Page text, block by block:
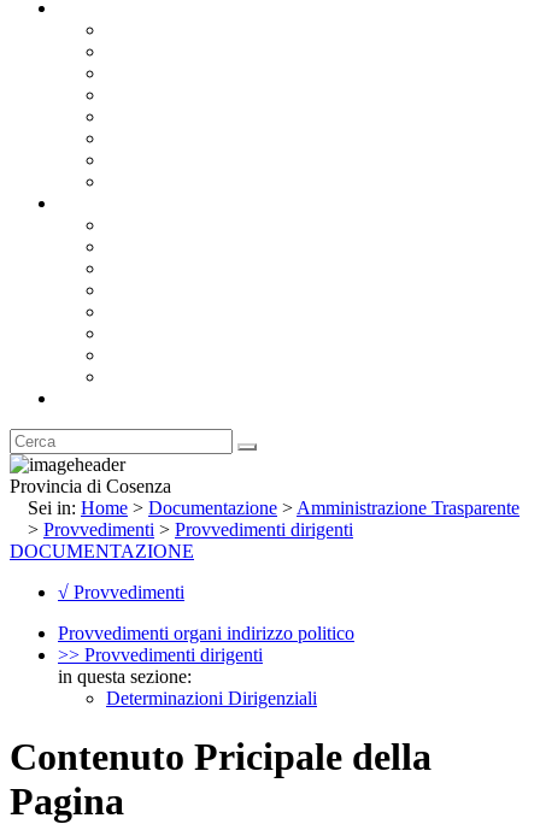
Provincia di Cosenza
Sei in: Home > Documentazione > Amministrazione Trasparente
> Provvedimenti > Provvedimenti dirigenti
DOCUMENTAZIONE
√ Provvedimenti
Provvedimenti organi indirizzo politico
>> Provvedimenti dirigenti
in questa sezione:
Determinazioni Dirigenziali
Contenuto Pricipale della
Pagina